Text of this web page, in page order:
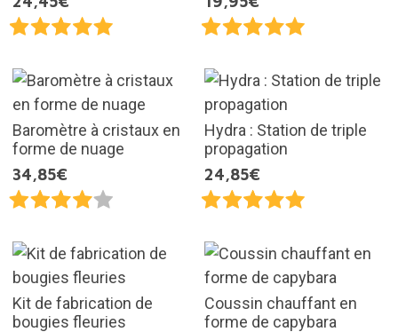
Baromètre à cristaux en
forme de nuage
34,85€
Hydra : Station de triple
propagation
24,85€
Kit de fabrication de
bougies fleuries
Coussin chauffant en
forme de capybara